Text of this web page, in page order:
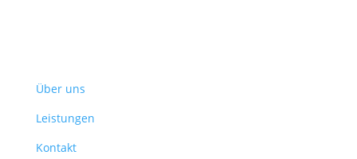
Über uns
Leistungen
Kontakt